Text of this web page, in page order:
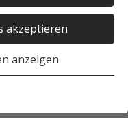
akzeptieren
anzeigen